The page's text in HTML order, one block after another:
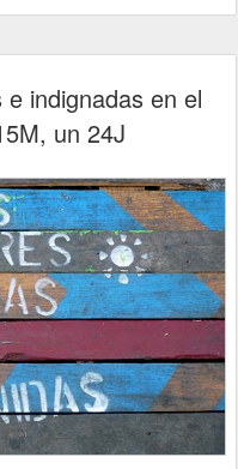
indignadas en el
un 24J